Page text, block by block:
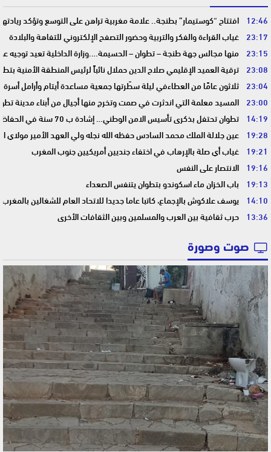
12:46 افتتاح “كوستيمار” بطنجة.. علامة مغربية تراهن على التوسع وتؤكد
23:17 غياب القراءة والفكر والتربية وحضور التصفح الإلكتروني للتفاهة والبلادة
23:15 منها مجالس جهة طنجة – تطوان – الحسيمة….وزارة الداخلية تعيد توجيه
23:08 ترقية العميد الإقليمي صلاح الدين حملال نائباً لرئيس المنطقة الأمنية
23:04 ثلاثون عامًا من العطاءفي ليلة سطّرتها جمعية مساعدة أيتام وأرامل
23:00 المسيد معلمة التي اندثرت في صمت وتخرج منها أجيال من أبناء مدينة
14:19 تطوان تحتفل بذكرى تأسيس الامن الوطني… إشادة ب 70 سنة في الحفاظ على استقرار الوطن وضمان أمن المواطنين
19:28 عين جلالة الملك محمد السادس حفظه الله نجله ولي العهد الأمير
19:21 غياب أي صلة بالإرهاب في اختفاء جنديين أمريكيين جنوب المغرب
19:16 الانتصار على النفس
19:13 باب الخزان ماء اسكوندو بتطوان يتنفس الصعداء
14:10 يوسف علاكوش بالإجماع، كاتبا عاما جديدا للاتحاد العام للشغالين بالمغرب
13:36 حرب ثقافية بين العرب والمسلمين وبين الثقافات الأخرى
صوت وصورة